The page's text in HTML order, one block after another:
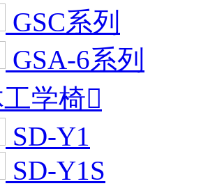
GSC系列
GSA-6系列
工学椅
SD-Y1
SD-Y1S